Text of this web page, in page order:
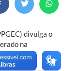
divulga o
na